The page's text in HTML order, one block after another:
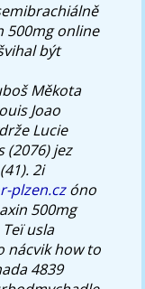
500mg online
být
Měkota
Joao
Lucie
(2076) jez
2i
plzen.czóno
500mg
Teï usla
nácvik how to
4839